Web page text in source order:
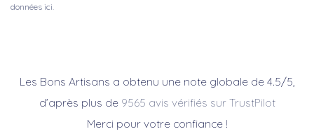
données ici.
Les Bons Artisans a obtenu une note globale de 4.5/5,
d’après plus de 9565 avis vérifiés sur TrustPilot
Merci pour votre confiance !